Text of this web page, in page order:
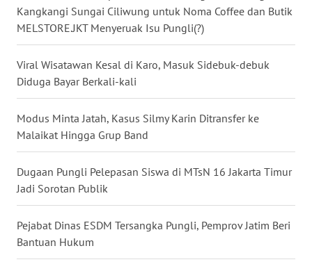
Kangkangi Sungai Ciliwung untuk Noma Coffee dan Butik
MELSTORE.JKT Menyeruak Isu Pungli(?)
Viral Wisatawan Kesal di Karo, Masuk Sidebuk-debuk
Diduga Bayar Berkali-kali
Modus Minta Jatah, Kasus Silmy Karin Ditransfer ke
Malaikat Hingga Grup Band
Dugaan Pungli Pelepasan Siswa di MTsN 16 Jakarta Timur
Jadi Sorotan Publik
Pejabat Dinas ESDM Tersangka Pungli, Pemprov Jatim Beri
Bantuan Hukum
SULUT
WN
TOBA